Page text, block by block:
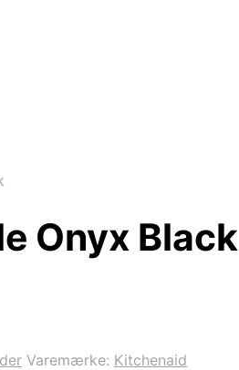
Onyx Black
Varemærke: Kitchenaid